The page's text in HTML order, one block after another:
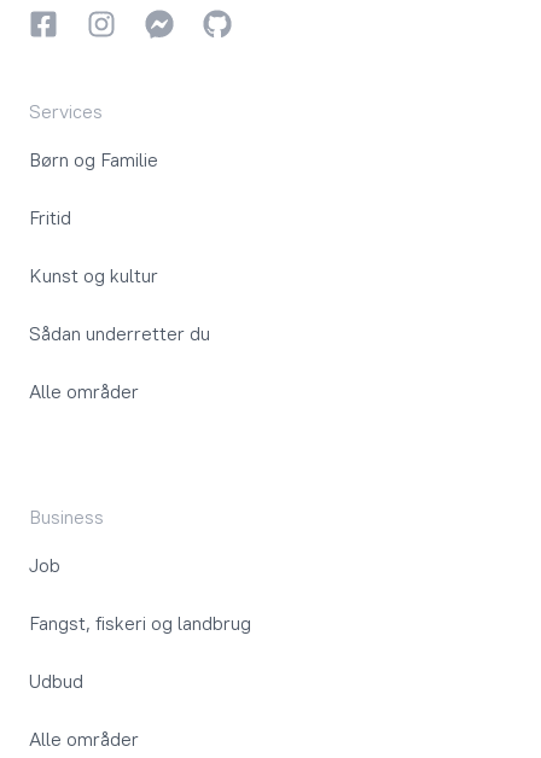
FacebookInstagramInstagram
GitHub
Services
Børn og Familie
Fritid
Kunst og kultur
Sådan underretter du
Alle områder
Business
Job
Fangst, fiskeri og landbrug
Udbud
Alle områder